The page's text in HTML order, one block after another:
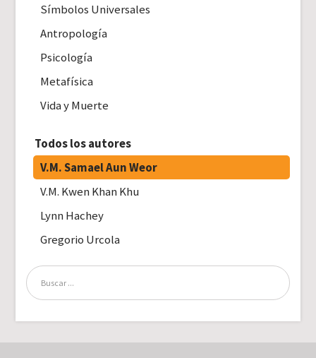
Símbolos Universales
Antropología
Psicología
Metafísica
Vida y Muerte
Todos los autores
V.M. Samael Aun Weor
V.M. Kwen Khan Khu
Lynn Hachey
Gregorio Urcola